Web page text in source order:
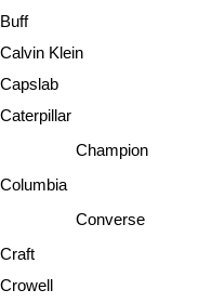
Buff
Calvin Klein
Capslab
Caterpillar
Champion
Columbia
Converse
Craft
Crowell